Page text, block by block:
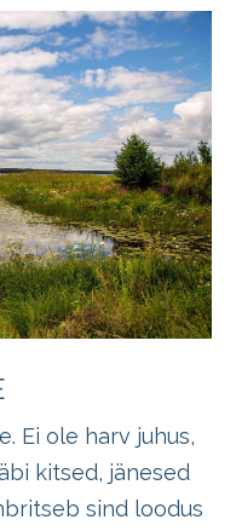
Ei ole harv juhus,
kitsed, jänesed
sind loodus